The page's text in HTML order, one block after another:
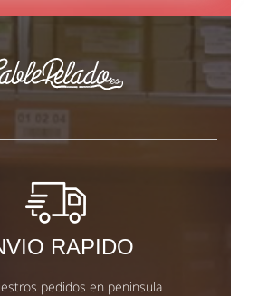
RAPIDO
pedidos en peninsula